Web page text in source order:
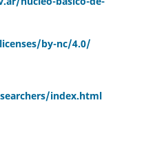
by-nc/4.0/
index.html